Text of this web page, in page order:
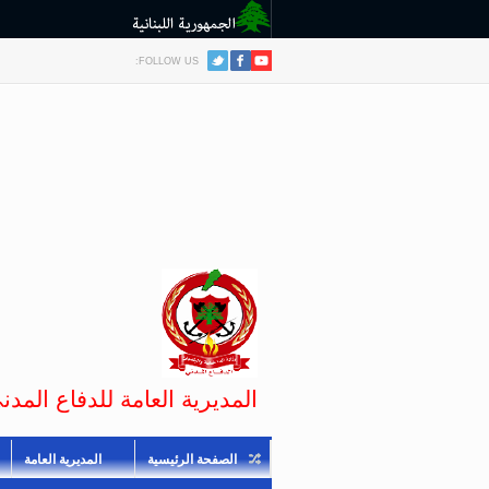
FOLLOW US:
المديرية العامة للدفاع
الصفحة الرئيسية المديرية العامة